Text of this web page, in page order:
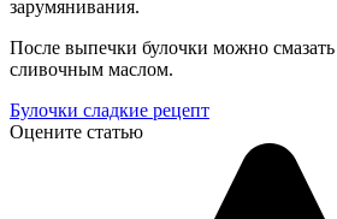
зарумянивания.
После выпечки булочки можно
сливочным маслом.
Булочки сладкие рецепт
Оцените статью